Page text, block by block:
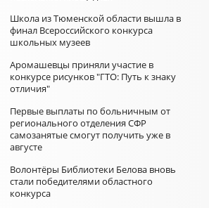
Школа из Тюменской области вышла в
финал Всероссийского конкурса
школьных музеев
Аромашевцы приняли участие в
конкурсе рисунков "ГТО: Путь к знаку
отличия"
Первые выплаты по больничным от
регионального отделения СФР
самозанятые смогут получить уже в
августе
Волонтёры Библиотеки Белова вновь
стали победителями областного
конкурса